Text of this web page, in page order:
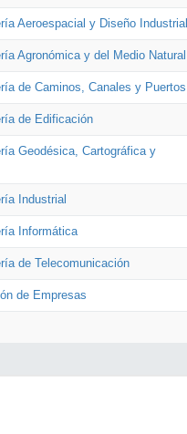
Aeroespacial y Diseño Industrial
Agronómica y del Medio Natural
de Caminos, Canales y Puertos
de Edificación
Geodésica, Cartográfica y
Industrial
Informática
de Telecomunicación
de Empresas